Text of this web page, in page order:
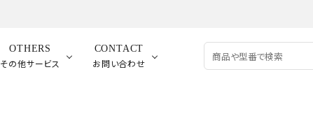
OTHERS
その他サービス
CONTACT
お問い合わせ